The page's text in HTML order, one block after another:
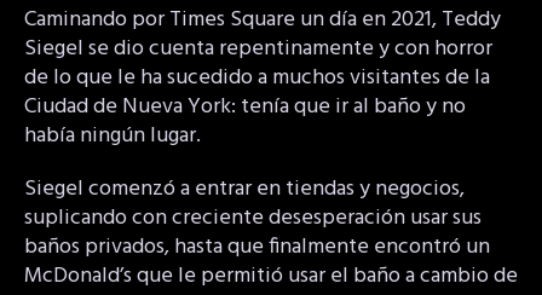
Caminando por Times Square un día en 2021, Teddy
Siegel se dio cuenta repentinamente y con horror
de lo que le ha sucedido a muchos visitantes de la
Ciudad de Nueva York: tenía que ir al baño y no
había ningún lugar.
Siegel comenzó a entrar en tiendas y negocios,
suplicando con creciente desesperación usar sus
baños privados, hasta que finalmente encontró un
McDonald’s que le permitió usar el baño a cambio de